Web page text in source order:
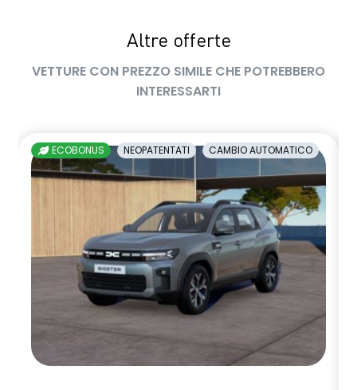
sensori di parcheggio posteriori
sistema di frenata d'emergenza attiva con riconoscimento
pedoni, ciclisti e incroci
smartphone replication wireless compatibile con Android
Auto™ / Apple CarPlay™
Altre offerte
VETTURE CON PREZZO SIMILE CHE POTREBBERO
INTERESSARTI
ECOBONUS NEOPATENTATI CAMBIO AUTOMATICO